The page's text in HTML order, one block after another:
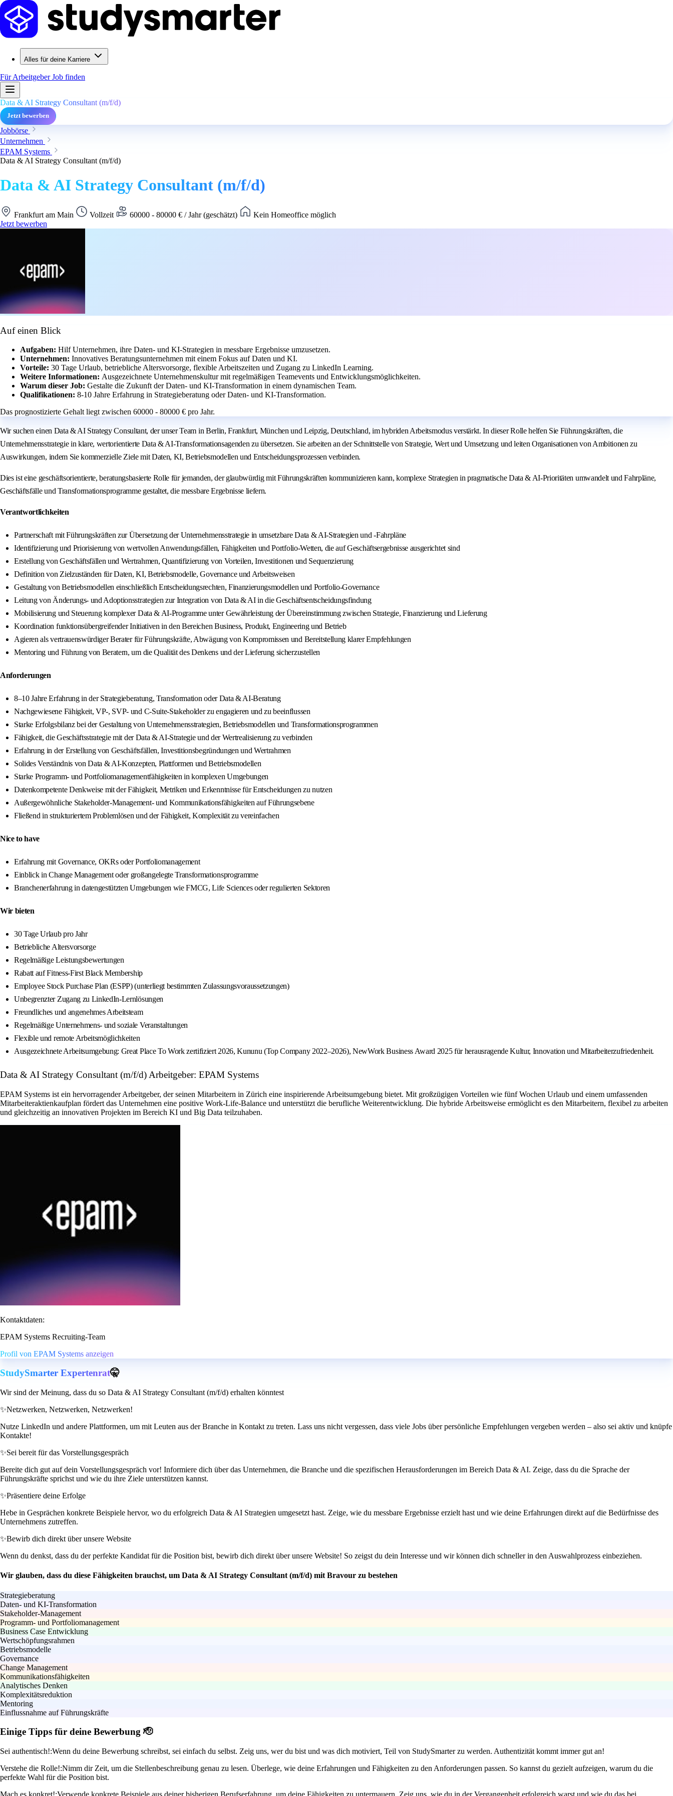
Alles für deine Karriere
Für ArbeitgeberJob finden
Data & AI Strategy Consultant (m/f/d)
Jetzt bewerben
Jobbörse
Unternehmen
EPAM Systems
Data & AI Strategy Consultant (m/f/d)
Data & AI Strategy Consultant (m/f/d)
Frankfurt am Main Vollzeit 60000 - 80000 € / Jahr (geschätzt)
Kein Homeoffice möglich
Jetzt bewerben
Auf einen Blick
Aufgaben: Hilf Unternehmen, ihre Daten- und KI-Strategien in messbare Ergebnisse umzusetzen.
Unternehmen: Innovatives Beratungsunternehmen mit einem Fokus auf Daten und KI.
Vorteile: 30 Tage Urlaub, betriebliche Altersvorsorge, flexible Arbeitszeiten und Zugang zu LinkedIn Learning.
Weitere Informationen: Ausgezeichnete Unternehmenskultur mit regelmäßigen Teamevents und Entwicklungsmöglichkeiten.
Warum dieser Job: Gestalte die Zukunft der Daten- und KI-Transformation in einem dynamischen Team.
Qualifikationen: 8-10 Jahre Erfahrung in Strategieberatung oder Daten- und KI-Transformation.
Das prognostizierte Gehalt liegt zwischen 60000 - 80000 € pro Jahr.
Wir suchen einen Data & AI Strategy Consultant, der unser Team in Berlin, Frankfurt, München und Leipzig, Deutschland, im hybriden Arbeitsmodus verstärkt. In dieser Rolle helfen Sie Führungskräften, die
Unternehmensstrategie in klare, wertorientierte Data & AI-Transformationsagenden zu übersetzen. Sie arbeiten an der Schnittstelle von Strategie, Wert und Umsetzung und leiten Organisationen von Ambitionen zu
Auswirkungen, indem Sie kommerzielle Ziele mit Daten, KI, Betriebsmodellen und Entscheidungsprozessen verbinden.
Dies ist eine geschäftsorientierte, beratungsbasierte Rolle für jemanden, der glaubwürdig mit Führungskräften kommunizieren kann, komplexe Strategien in pragmatische Data & AI-Prioritäten umwandelt und Fahrpläne,
Geschäftsfälle und Transformationsprogramme gestaltet, die messbare Ergebnisse liefern.
Verantwortlichkeiten
Partnerschaft mit Führungskräften zur Übersetzung der Unternehmensstrategie in umsetzbare Data & AI-Strategien und -Fahrpläne
Identifizierung und Priorisierung von wertvollen Anwendungsfällen, Fähigkeiten und Portfolio-Wetten, die auf Geschäftsergebnisse ausgerichtet sind
Erstellung von Geschäftsfällen und Wertrahmen, Quantifizierung von Vorteilen, Investitionen und Sequenzierung
Definition von Zielzuständen für Daten, KI, Betriebsmodelle, Governance und Arbeitsweisen
Gestaltung von Betriebsmodellen einschließlich Entscheidungsrechten, Finanzierungsmodellen und Portfolio-Governance
Leitung von Änderungs- und Adoptionsstrategien zur Integration von Data & AI in die Geschäftsentscheidungsfindung
Mobilisierung und Steuerung komplexer Data & AI-Programme unter Gewährleistung der Übereinstimmung zwischen Strategie, Finanzierung und Lieferung
Koordination funktionsübergreifender Initiativen in den Bereichen Business, Produkt, Engineering und Betrieb
Agieren als vertrauenswürdiger Berater für Führungskräfte, Abwägung von Kompromissen und Bereitstellung klarer Empfehlungen
Mentoring und Führung von Beratern, um die Qualität des Denkens und der Lieferung sicherzustellen
Anforderungen
8–10 Jahre Erfahrung in der Strategieberatung, Transformation oder Data & AI-Beratung
Nachgewiesene Fähigkeit, VP-, SVP- und C-Suite-Stakeholder zu engagieren und zu beeinflussen
Starke Erfolgsbilanz bei der Gestaltung von Unternehmensstrategien, Betriebsmodellen und Transformationsprogrammen
Fähigkeit, die Geschäftsstrategie mit der Data & AI-Strategie und der Wertrealisierung zu verbinden
Erfahrung in der Erstellung von Geschäftsfällen, Investitionsbegründungen und Wertrahmen
Solides Verständnis von Data & AI-Konzepten, Plattformen und Betriebsmodellen
Starke Programm- und Portfoliomanagementfähigkeiten in komplexen Umgebungen
Datenkompetente Denkweise mit der Fähigkeit, Metriken und Erkenntnisse für Entscheidungen zu nutzen
Außergewöhnliche Stakeholder-Management- und Kommunikationsfähigkeiten auf Führungsebene
Fließend in strukturiertem Problemlösen und der Fähigkeit, Komplexität zu vereinfachen
Nice to have
Erfahrung mit Governance, OKRs oder Portfoliomanagement
Einblick in Change Management oder großangelegte Transformationsprogramme
Branchenerfahrung in datengestützten Umgebungen wie FMCG, Life Sciences oder regulierten Sektoren
Wir bieten
30 Tage Urlaub pro Jahr
Betriebliche Altersvorsorge
Regelmäßige Leistungsbewertungen
Rabatt auf Fitness-First Black Membership
Employee Stock Purchase Plan (ESPP) (unterliegt bestimmten Zulassungsvoraussetzungen)
Unbegrenzter Zugang zu LinkedIn-Lernlösungen
Freundliches und angenehmes Arbeitsteam
Regelmäßige Unternehmens- und soziale Veranstaltungen
Flexible und remote Arbeitsmöglichkeiten
Ausgezeichnete Arbeitsumgebung: Great Place To Work zertifiziert 2026, Kununu (Top Company 2022–2026), NewWork Business Award 2025 für herausragende Kultur, Innovation und Mitarbeiterzufriedenheit.
Data & AI Strategy Consultant (m/f/d) Arbeitgeber: EPAM Systems
EPAM Systems ist ein hervorragender Arbeitgeber, der seinen Mitarbeitern in Zürich eine inspirierende Arbeitsumgebung bietet. Mit großzügigen Vorteilen wie fünf Wochen Urlaub und einem umfassenden
Mitarbeiteraktienkaufplan fördert das Unternehmen eine positive Work-Life-Balance und unterstützt die berufliche Weiterentwicklung. Die hybride Arbeitsweise ermöglicht es den Mitarbeitern, flexibel zu arbeiten
und gleichzeitig an innovativen Projekten im Bereich KI und Big Data teilzuhaben.
Kontaktdaten:
EPAM Systems Recruiting-Team
Profil von EPAM Systems anzeigen
StudySmarter Expertenrat🤫
Wir sind der Meinung, dass du so Data & AI Strategy Consultant (m/f/d) erhalten könntest
✨Netzwerken, Netzwerken, Netzwerken!
Nutze LinkedIn und andere Plattformen, um mit Leuten aus der Branche in Kontakt zu treten. Lass uns nicht vergessen, dass viele Jobs über persönliche Empfehlungen vergeben werden – also sei aktiv und knüpfe
Kontakte!
✨Sei bereit für das Vorstellungsgespräch
Bereite dich gut auf dein Vorstellungsgespräch vor! Informiere dich über das Unternehmen, die Branche und die spezifischen Herausforderungen im Bereich Data & AI. Zeige, dass du die Sprache der
Führungskräfte sprichst und wie du ihre Ziele unterstützen kannst.
✨Präsentiere deine Erfolge
Hebe in Gesprächen konkrete Beispiele hervor, wo du erfolgreich Data & AI Strategien umgesetzt hast. Zeige, wie du messbare Ergebnisse erzielt hast und wie deine Erfahrungen direkt auf die Bedürfnisse des
Unternehmens zutreffen.
✨Bewirb dich direkt über unsere Website
Wenn du denkst, dass du der perfekte Kandidat für die Position bist, bewirb dich direkt über unsere Website! So zeigst du dein Interesse und wir können dich schneller in den Auswahlprozess einbeziehen.
Wir glauben, dass du diese Fähigkeiten brauchst, um Data & AI Strategy Consultant (m/f/d) mit Bravour zu bestehen
Strategieberatung
Daten- und KI-Transformation
Stakeholder-Management
Programm- und Portfoliomanagement
Business Case Entwicklung
Wertschöpfungsrahmen
Betriebsmodelle
Governance
Change Management
Kommunikationsfähigkeiten
Analytisches Denken
Komplexitätsreduktion
Mentoring
Einflussnahme auf Führungskräfte
Einige Tipps für deine Bewerbung 🫡
Sei authentisch!:Wenn du deine Bewerbung schreibst, sei einfach du selbst. Zeig uns, wer du bist und was dich motiviert, Teil von StudySmarter zu werden. Authentizität kommt immer gut an!
Verstehe die Rolle!:Nimm dir Zeit, um die Stellenbeschreibung genau zu lesen. Überlege, wie deine Erfahrungen und Fähigkeiten zu den Anforderungen passen. So kannst du gezielt aufzeigen, warum du die
perfekte Wahl für die Position bist.